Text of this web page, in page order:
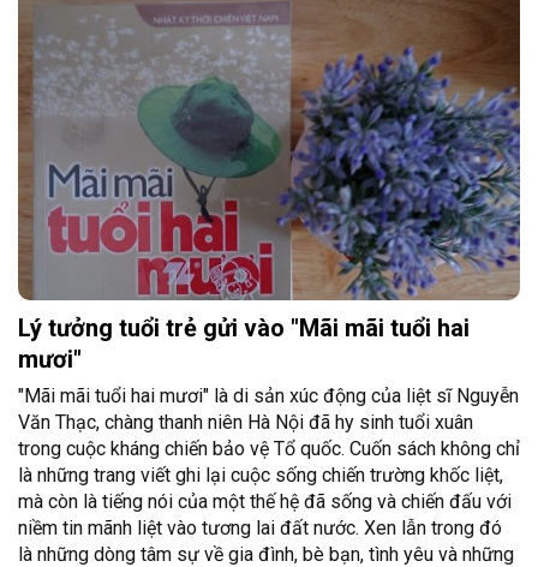
Lý tưởng tuổi trẻ gửi vào "Mãi mãi tuổi hai
mươi"
"Mãi mãi tuổi hai mươi" là di sản xúc động của liệt sĩ Nguyễn
Văn Thạc, chàng thanh niên Hà Nội đã hy sinh tuổi xuân
trong cuộc kháng chiến bảo vệ Tổ quốc. Cuốn sách không chỉ
là những trang viết ghi lại cuộc sống chiến trường khốc liệt,
mà còn là tiếng nói của một thế hệ đã sống và chiến đấu với
niềm tin mãnh liệt vào tương lai đất nước. Xen lẫn trong đó
là những dòng tâm sự về gia đình, bè bạn, tình yêu và những